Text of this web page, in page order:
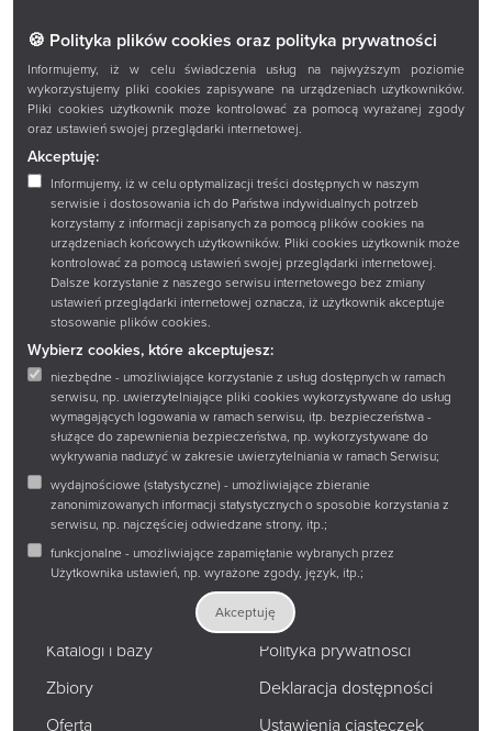
🍪 Polityka plików cookies oraz polityka prywatności
Informujemy, iż w celu świadczenia usług na najwyższym poziomie
wykorzystujemy pliki cookies zapisywane na urządzeniach użytkowników.
Pliki cookies użytkownik może kontrolować za pomocą wyrażanej zgody
oraz ustawień swojej przeglądarki internetowej.
Akceptuję:
Informujemy, iż w celu optymalizacji treści dostępnych w naszym
serwisie i dostosowania ich do Państwa indywidualnych potrzeb
korzystamy z informacji zapisanych za pomocą plików cookies na
urządzeniach końcowych użytkowników. Pliki cookies użytkownik może
kontrolować za pomocą ustawień swojej przeglądarki internetowej.
Dalsze korzystanie z naszego serwisu internetowego bez zmiany
ustawień przeglądarki internetowej oznacza, iż użytkownik akceptuje
stosowanie plików cookies.
Wybierz cookies, które akceptujesz:
niezbędne - umożliwiające korzystanie z usług dostępnych w ramach
serwisu, np. uwierzytelniające pliki cookies wykorzystywane do usług
wymagających logowania w ramach serwisu, itp. bezpieczeństwa -
służące do zapewnienia bezpieczeństwa, np. wykorzystywane do
wykrywania nadużyć w zakresie uwierzytelniania w ramach Serwisu;
wydajnościowe (statystyczne) - umożliwiające zbieranie
zanonimizowanych informacji statystycznych o sposobie korzystania z
serwisu, np. najczęściej odwiedzane strony, itp.;
funkcjonalne - umożliwiające zapamiętanie wybranych przez
Użytkownika ustawień, np. wyrażone zgody, język, itp.;
Akceptuję
Facebook
TwitterInstagramYouTube
Zadaj pytanie
Wirtualny spacer
Sklep
Książnica Podlaska im. Łukasza Górnickiego w
Białymstoku
15-097 Białystok
ul. Marii Curie-Skłodowskiej 14 A
tel.:+48 85 67 67 221
e-mail:ksiaznica@ksiaznicapodlaska.pl
REGON: 000276713
Kontakt
Katalogi i bazy
Zbiory
Oferta
Mapa strony
Polityka prywatności
Deklaracja dostępności
Ustawienia ciasteczek